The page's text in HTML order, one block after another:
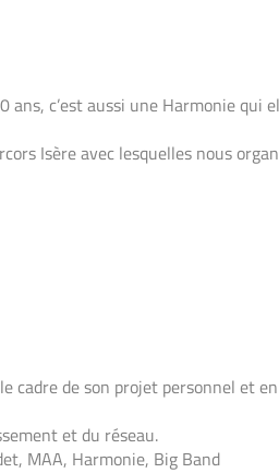
c’est aussi une Harmonie qui
Isère avec lesquelles nous
cadre de son projet personnel et
et du réseau.
MAA, Harmonie, Big Band